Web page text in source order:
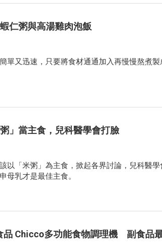
仁粥與高湯雞肉泡飯
單又迅速，只要將食材通通加入再慢慢熬煮
」當主食，兒科醫學會打臉
以「米粥」為主食，掀起各界討論，兒科醫
母乳才是最佳主食。
品 Chicco多功能食物調理機 副食品